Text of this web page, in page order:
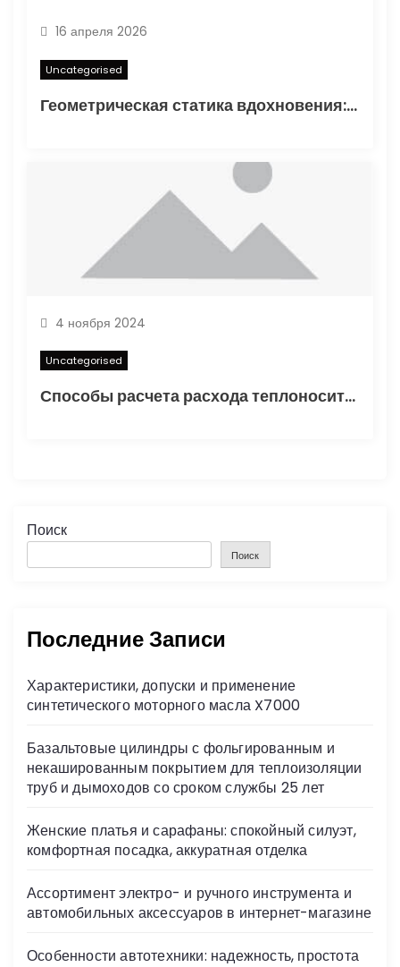
16 апреля 2026
Uncategorised
Геометрическая статика вдохновения: туннелирование карандаша как проявление синдромом отложенного существования
4 ноября 2024
Uncategorised
Способы расчета расхода теплоносителя для системы отопления
Поиск
Поиск
Последние Записи
Характеристики, допуски и применение
синтетического моторного масла X7000
Базальтовые цилиндры с фольгированным и
некашированным покрытием для теплоизоляции
труб и дымоходов со сроком службы 25 лет
Женские платья и сарафаны: спокойный силуэт,
комфортная посадка, аккуратная отделка
Ассортимент электро- и ручного инструмента и
автомобильных аксессуаров в интернет-магазине
Особенности автотехники: надежность, простота